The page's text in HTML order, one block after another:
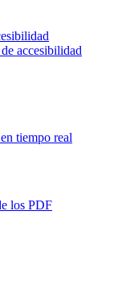
accesibilidad
tiempo real
los PDF